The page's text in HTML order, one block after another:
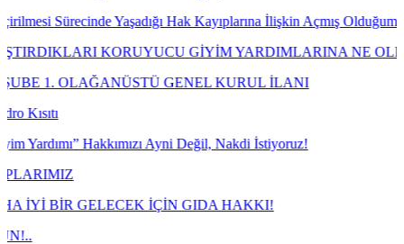
Yaşadığı Hak Kayıplarına İlişkin Açmış Olduğumuz Davayı
KORUYUCU GİYİM YARDIMLARINA NE OLDU?
GENEL KURUL İLANI
Hakkımızı Ayni Değil, Nakdi İstiyoruz!
İÇİN GIDA HAKKI!